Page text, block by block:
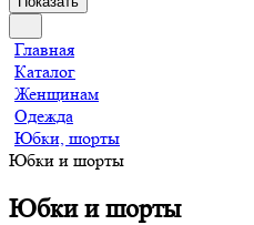
Главная
Каталог
Женщинам
Одежда
Юбки, шорты
Юбки и шорты
Юбки и шорты